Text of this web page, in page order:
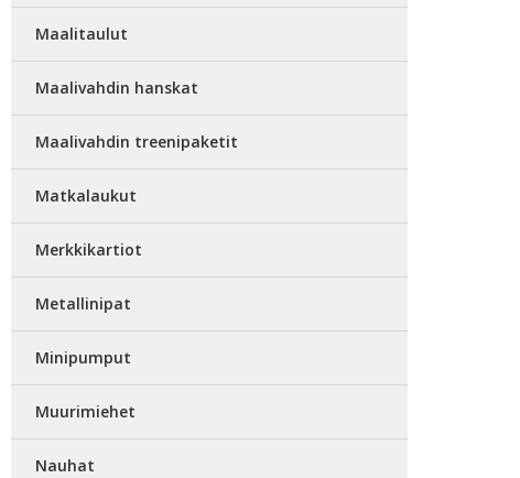
Maalitaulut
Maalivahdin hanskat
Maalivahdin treenipaketit
Matkalaukut
Merkkikartiot
Metallinipat
Minipumput
Muurimiehet
Nauhat